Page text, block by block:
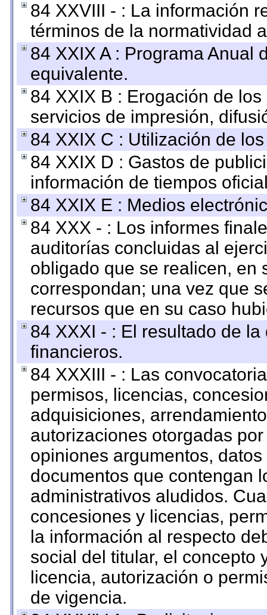
84 XXVIII - : La información
términos de la normatividad
84 XXIX A : Programa Anual
equivalente.
84 XXIX B : Erogación de
servicios de impresión,
84 XXIX C : Utilización de
84 XXIX D : Gastos de
información de tiempos
84 XXIX E : Medios
84 XXX - : Los informes
auditorías concluidas al
obligado que se realicen, en
correspondan; una vez que
recursos que en su caso
84 XXXI - : El resultado de
financieros.
84 XXXIII - : Las
permisos, licencias,
adquisiciones,
autorizaciones otorgadas
opiniones argumentos,
documentos que contengan
administrativos aludidos.
concesiones y licencias,
la información al respecto
social del titular, el concepto
licencia, autorización o
de vigencia.